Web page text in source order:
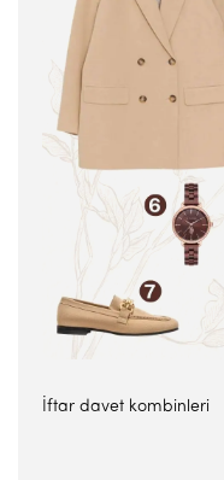
İftar davet kombinleri